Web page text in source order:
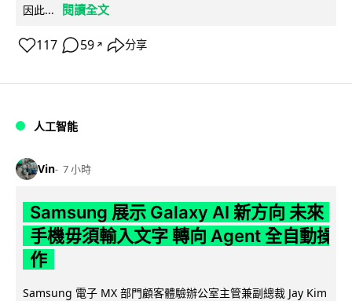
因此...
閱讀全文
117 59 ↗ 分享
人工智能
Vin 7 小時
Samsung 展示 Galaxy AI 新方向 未來
手機毋須輸入文字 轉向 Agent 全自動操
作
Samsung 電子 MX 部門顧客體驗辦公室主管兼副總裁 Jay Kim